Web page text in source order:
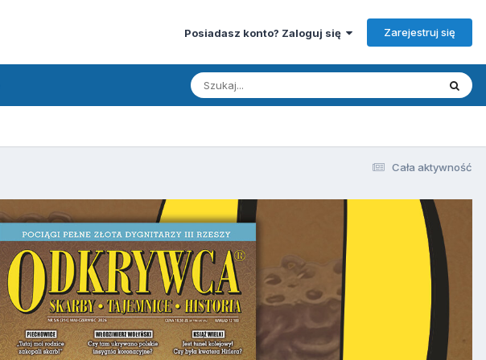
Posiadasz konto? Zaloguj się Zarejestruj się
Cała aktywność